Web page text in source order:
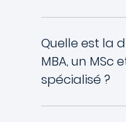
Quelle est la
MBA, un MSc
spécialisé ?